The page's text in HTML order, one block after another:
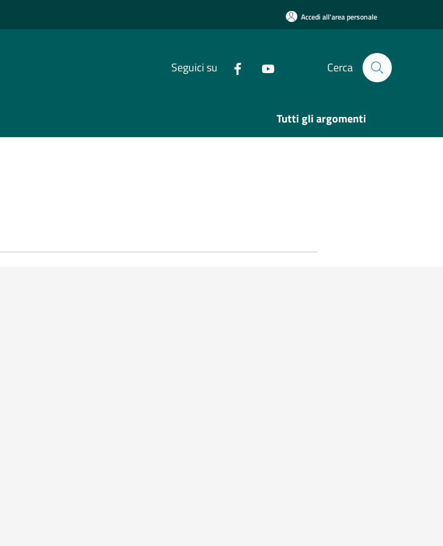
Accedi all'area personale
Seguici su Cerca
Tutti gli argomenti